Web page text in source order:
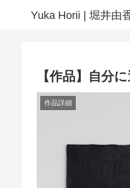
Yuka Horii | 堀井
【作品】自分
作品詳細